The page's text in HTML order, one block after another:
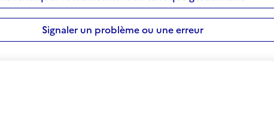
Signaler un problème ou une erreur